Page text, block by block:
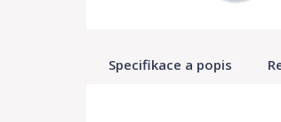
Specifikace a popis